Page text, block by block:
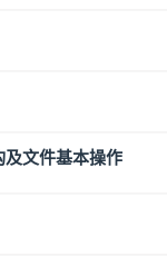
文件基本操作